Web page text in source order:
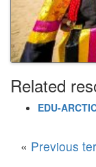
Related
EDU-
« Previous